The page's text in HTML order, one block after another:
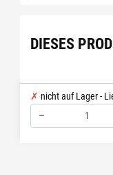
DIESES
nicht auf Lager -
–